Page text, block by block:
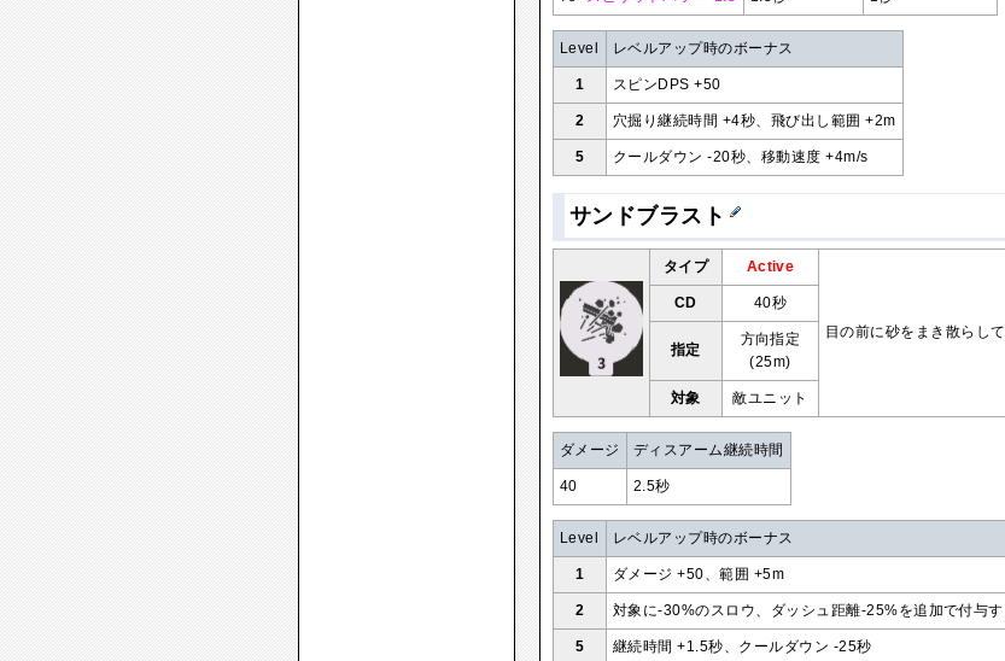
Level レベルアップ時のボーナス
1 スピンDPS +50
2 穴掘り継続時間 +4秒、飛び出し範囲 +2m
5 クールダウン -20秒、移動速度 +4m/s
サンドブラスト
タイプ Active
目の前に砂をまき散らし
CD 40秒
指定
方向指定
(25m)
対象 敵ユニット
ダメージ ディスアーム継続時間
40 2.5秒
Level レベルアップ時のボーナス
1 ダメージ +50、範囲 +5m
2 対象に-30%のスロウ、ダッシュ距離-25%を追加で付与す
5 継続時間 +1.5秒、クールダウン -25秒